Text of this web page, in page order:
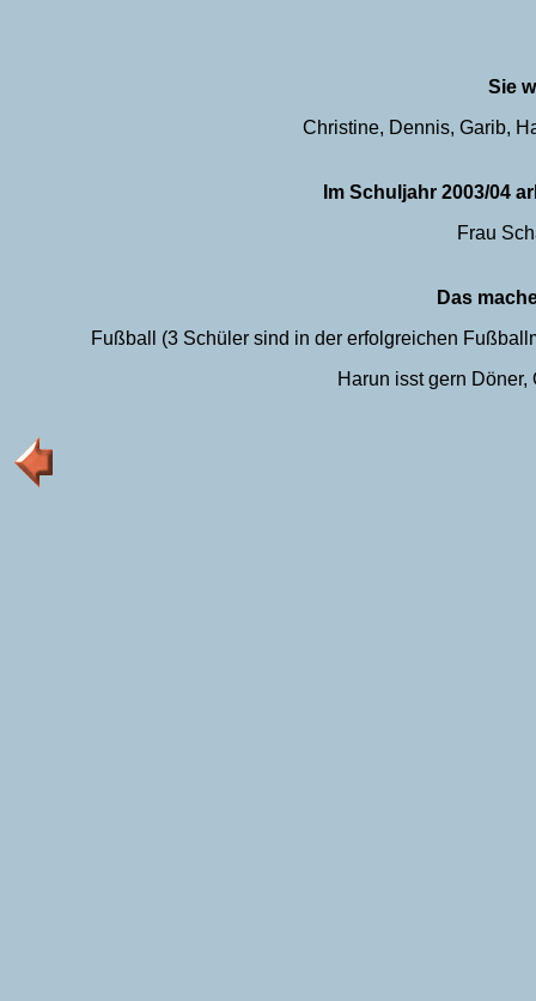
Sie
Christine, Dennis, Garib,
Im Schuljahr 2003/04
Frau
Das
Fußball (3 Schüler sind in der erfolgreichen
Harun isst gern